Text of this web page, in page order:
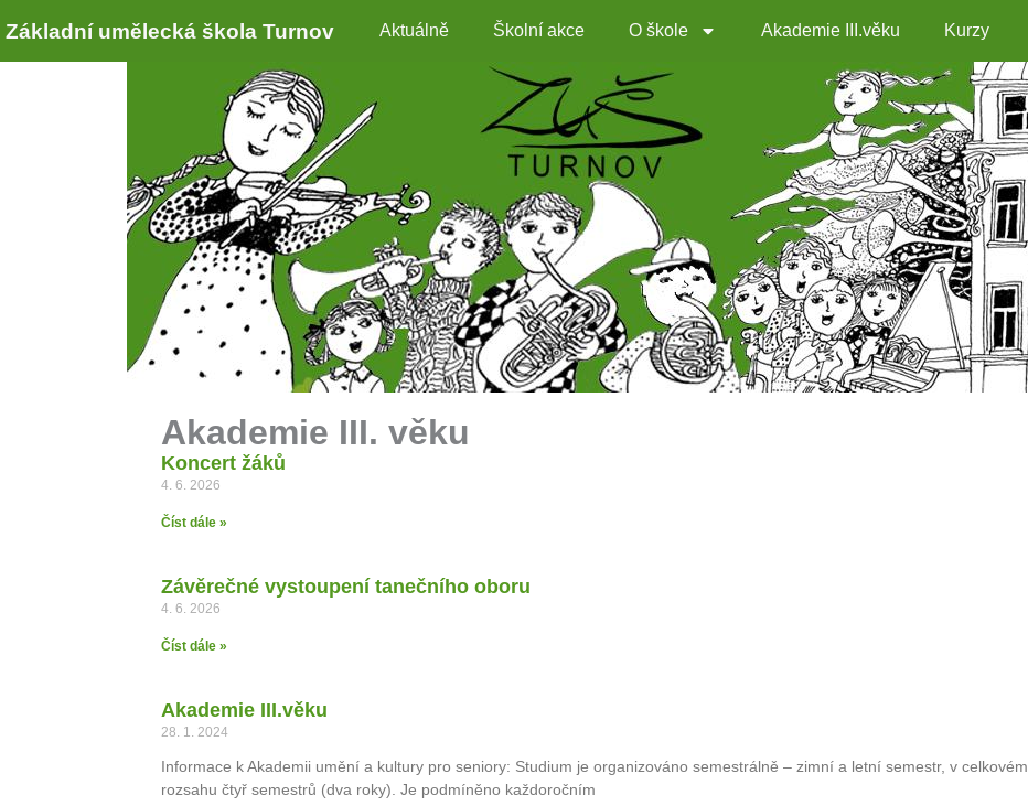
Základní umělecká škola Turnov Aktuálně Školní akce O škole Akademie III.věku Kurzy
Akademie III. věku
Koncert žáků
4. 6. 2026
Číst dále »
Závěrečné vystoupení tanečního oboru
4. 6. 2026
Číst dále »
Akademie III.věku
28. 1. 2024
Informace k Akademii umění a kultury pro seniory: Studium je organizováno semestrálně – zimní a letní semestr, v celkovém
rozsahu čtyř semestrů (dva roky). Je podmíněno každoročním